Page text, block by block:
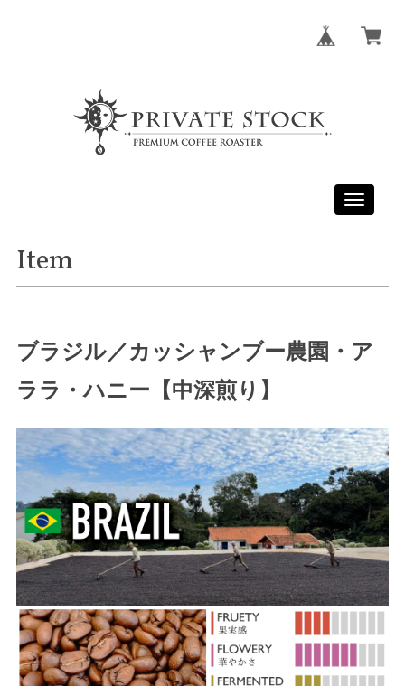
Toggle
Item
ブラジル／カッシャンブー農園・ア
ララ・ハニー【中深煎り】